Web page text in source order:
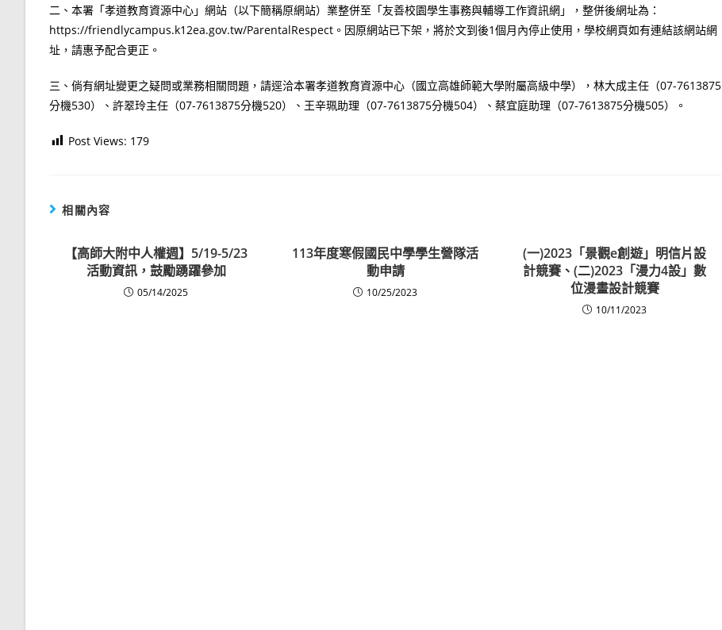
二、本署「孝道教育資源中心」網站（以下簡稱原網站）業整併至「友善校園學生事務與輔導工作資訊網」，整併後網址為：
https://friendlycampus.k12ea.gov.tw/ParentalRespect。因原網站已下架，將於文到後1個月內停止使用，學校網頁如有連結該網站網
址，請惠予配合更正。
三、倘有網址變更之疑問或業務相關問題，請逕洽本署孝道教育資源中心（國立高雄師範大學附屬高級中學），林大成主任（07-7613875
分機530）、許翠玲主任（07-7613875分機520）、王辛珮助理（07-7613875分機504）、蔡宜庭助理（07-7613875分機505）。
Post Views: 179
相關內容
【高師大附中人權週】5/19-5/23
活動資訊，鼓勵踴躍參加
05/14/2025
113年度寒假國民中學學生營隊活
動申請
10/25/2023
(一)2023「景觀e創遊」明信片設
計競賽、(二)2023「漫力4設」數
位漫畫設計競賽
10/11/2023